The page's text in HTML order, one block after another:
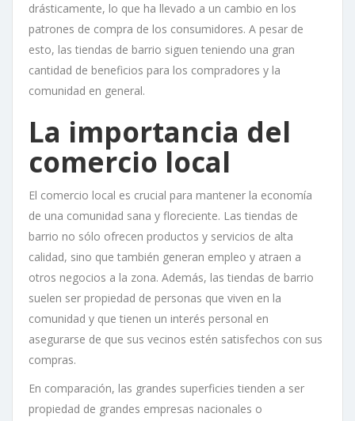
drásticamente, lo que ha llevado a un cambio en los
patrones de compra de los consumidores. A pesar de
esto, las tiendas de barrio siguen teniendo una gran
cantidad de beneficios para los compradores y la
comunidad en general.
La importancia del
comercio local
El comercio local es crucial para mantener la economía
de una comunidad sana y floreciente. Las tiendas de
barrio no sólo ofrecen productos y servicios de alta
calidad, sino que también generan empleo y atraen a
otros negocios a la zona. Además, las tiendas de barrio
suelen ser propiedad de personas que viven en la
comunidad y que tienen un interés personal en
asegurarse de que sus vecinos estén satisfechos con sus
compras.
En comparación, las grandes superficies tienden a ser
propiedad de grandes empresas nacionales o